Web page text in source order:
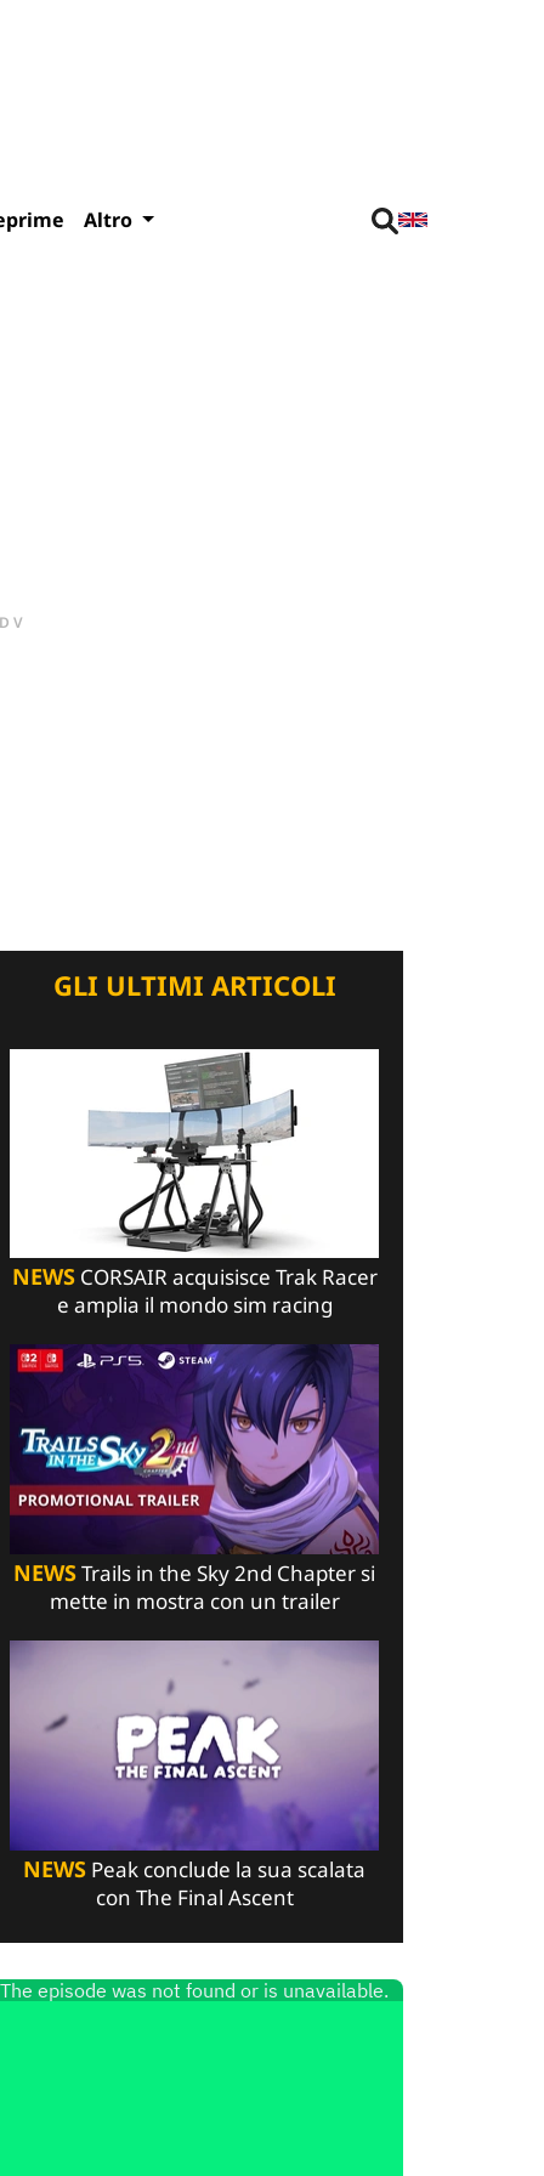
Altro
GLI ULTIMI ARTICOLI
NEWSCORSAIR acquisisce Trak Racer
e amplia il mondo sim racing
NEWSTrails in the Sky 2nd Chapter si
mette in mostra con un trailer
NEWS Peak conclude la sua scalata
con The Final Ascent